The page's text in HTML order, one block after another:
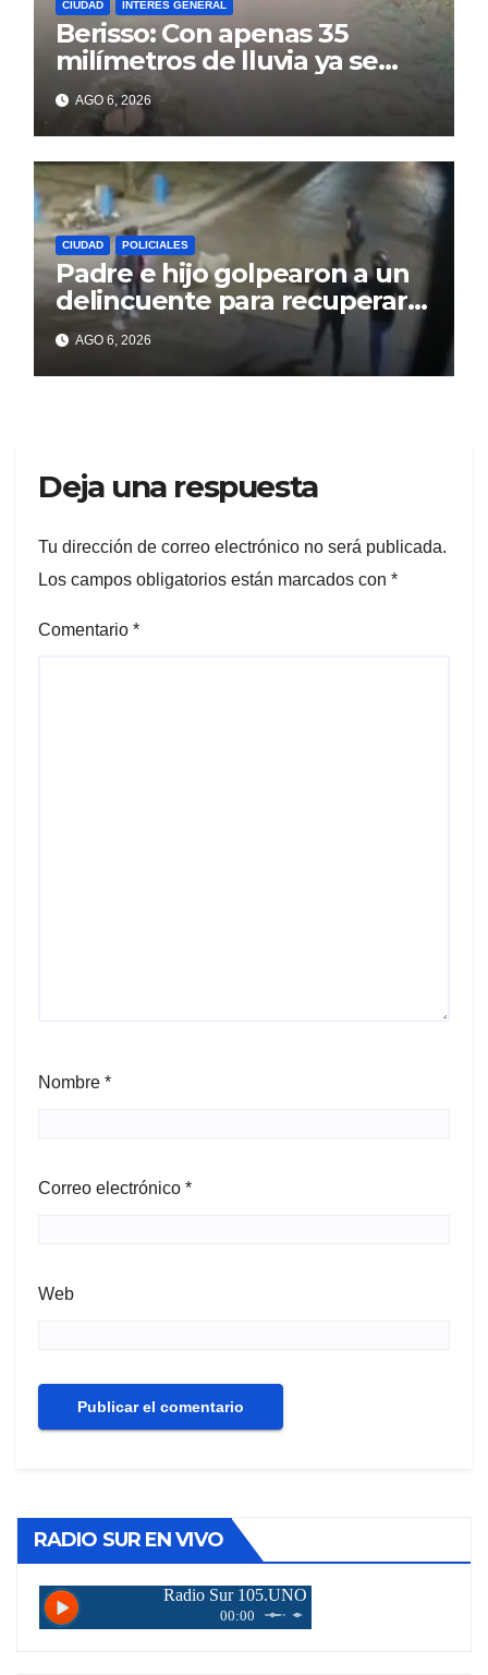
CIUDAD INTERÉS GENERAL
Berisso: Con apenas 35
milímetros de lluvia ya se
sienten los problemas
AGO 6, 2026
CIUDAD POLICIALES
Padre e hijo golpearon a un
delincuente para recuperar
un celular robado en Berisso
AGO 6, 2026
Deja una respuesta
Tu dirección de correo electrónico no será publicada.
Los campos obligatorios están marcados con *
Comentario *
Nombre *
Correo electrónico *
Web
RADIO SUR EN VIVO